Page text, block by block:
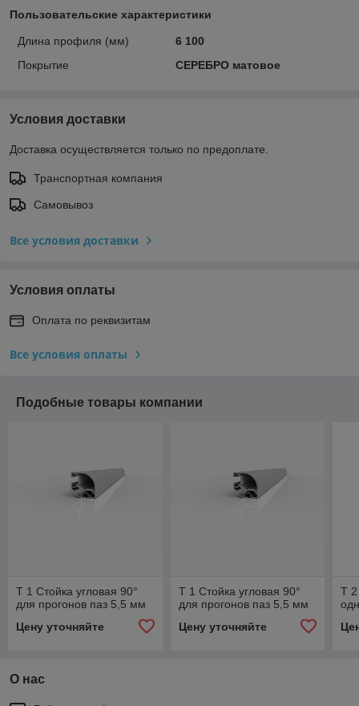
Пользовательские характеристики
Длина профиля (мм)
6 100
Покрытие
СЕРЕБРО матовое
Условия доставки
Доставка осуществляется только по предоплате.
Транспортная компания
Самовывоз
Все условия доставки
Условия оплаты
Оплата по реквизитам
Все условия оплаты
Подобные товары компании
Т 1 Стойка угловая 90°
для прогонов паз 5,5 мм
Цену уточняйте
Т 1 Стойка угловая 90°
для прогонов паз 5,5 мм
Цену уточняйте
Т 2
О нас